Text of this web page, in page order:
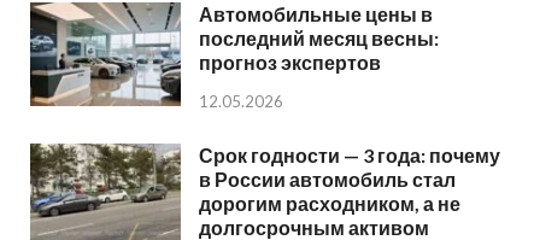
Автомобильные цены в
последний месяц весны:
прогноз экспертов
12.05.2026
Срок годности — 3 года: почему
в России автомобиль стал
дорогим расходником, а не
долгосрочным активом